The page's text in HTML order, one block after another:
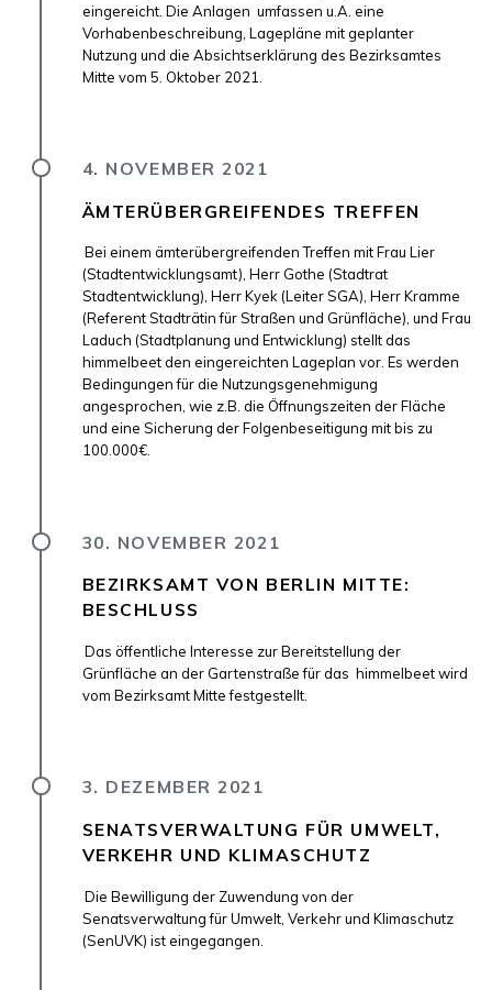
eingereicht. Die Anlagen umfassen u.A. eine
Vorhabenbeschreibung, Lagepläne mit geplanter
Nutzung und die Absichtserklärung des Bezirksamtes
Mitte vom 5. Oktober 2021.
4. NOVEMBER 2021
ÄMTERÜBERGREIFENDES TREFFEN
Bei einem ämterübergreifenden Treffen mit Frau Lier
(Stadtentwicklungsamt), Herr Gothe (Stadtrat
Stadtentwicklung), Herr Kyek (Leiter SGA), Herr Kramme
(Referent Stadträtin für Straßen und Grünfläche), und Frau
Laduch (Stadtplanung und Entwicklung) stellt das
himmelbeet den eingereichten Lageplan vor. Es werden
Bedingungen für die Nutzungsgenehmigung
angesprochen, wie z.B. die Öffnungszeiten der Fläche
und eine Sicherung der Folgenbeseitigung mit bis zu
100.000€.
30. NOVEMBER 2021
BEZIRKSAMT VON BERLIN MITTE:
BESCHLUSS
Das öffentliche Interesse zur Bereitstellung der
Grünfläche an der Gartenstraße für das himmelbeet wird
vom Bezirksamt Mitte festgestellt.
3. DEZEMBER 2021
SENATSVERWALTUNG FÜR UMWELT,
VERKEHR UND KLIMASCHUTZ
Die Bewilligung der Zuwendung von der
Senatsverwaltung für Umwelt, Verkehr und Klimaschutz
(SenUVK) ist eingegangen.